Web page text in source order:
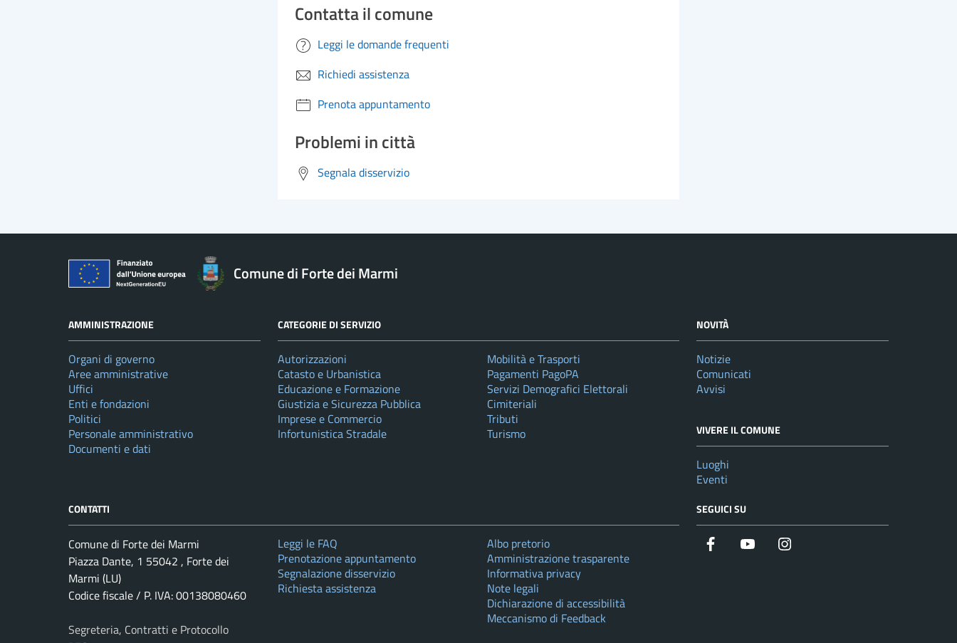
Contatta il comune
Leggi le domande frequenti
Richiedi assistenza
Prenota appuntamento
Problemi in città
Segnala disservizio
Comune di Forte dei Marmi
AMMINISTRAZIONE
Organi di governo
Aree amministrative
Uffici
Enti e fondazioni
Politici
Personale amministrativo
Documenti e dati
CATEGORIE DI SERVIZIO
Autorizzazioni
Catasto e Urbanistica
Educazione e Formazione
Giustizia e Sicurezza Pubblica
Imprese e Commercio
Infortunistica Stradale
Mobilità e Trasporti
Pagamenti PagoPA
Servizi Demografici Elettorali
Cimiteriali
Tributi
Turismo
NOVITÀ
Notizie
Comunicati
Avvisi
VIVERE IL COMUNE
Luoghi
Eventi
CONTATTI
Comune di Forte dei Marmi
Piazza Dante, 1 55042 , Forte dei
Marmi (LU)
Codice fiscale / P. IVA: 00138080460
Segreteria, Contratti e Protocollo
Leggi le FAQ
Prenotazione appuntamento
Segnalazione disservizio
Richiesta assistenza
Albo pretorio
Amministrazione trasparente
Informativa privacy
Note legali
Dichiarazione di accessibilità
Meccanismo di Feedback
SEGUICI SU
Facebook YouTube